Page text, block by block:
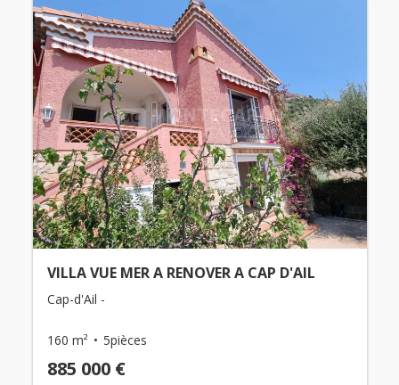
VILLA VUE MER A RENOVER A CAP D'AIL
Cap-d'Ail -
160 m² 5pièces
885 000 €